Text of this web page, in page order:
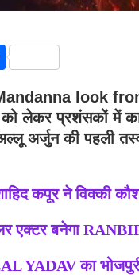
Share
look
को लेकर प्रशंसकों में
अर्जुन की पहली
कपूर ने विक्की
एक्टर बनेगा
YADAV का भोजपुरी